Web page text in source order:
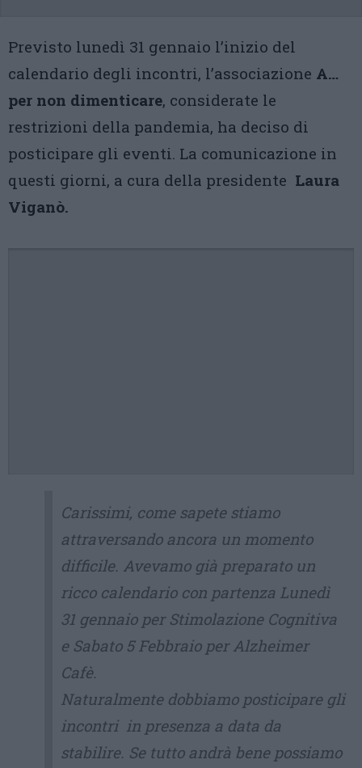
Previsto lunedì 31 gennaio l’inizio del
calendario degli incontri, l’associazione A…
per non dimenticare, considerate le
restrizioni della pandemia, ha deciso di
posticipare gli eventi. La comunicazione in
questi giorni, a cura della presidente Laura
Viganò.
Carissimi, come sapete stiamo
attraversando ancora un momento
difficile. Avevamo già preparato un
ricco calendario con partenza Lunedì
31 gennaio per Stimolazione Cognitiva
e Sabato 5 Febbraio per Alzheimer
Cafè.
Naturalmente dobbiamo posticipare gli
incontri in presenza a data da
stabilire. Se tutto andrà bene possiamo